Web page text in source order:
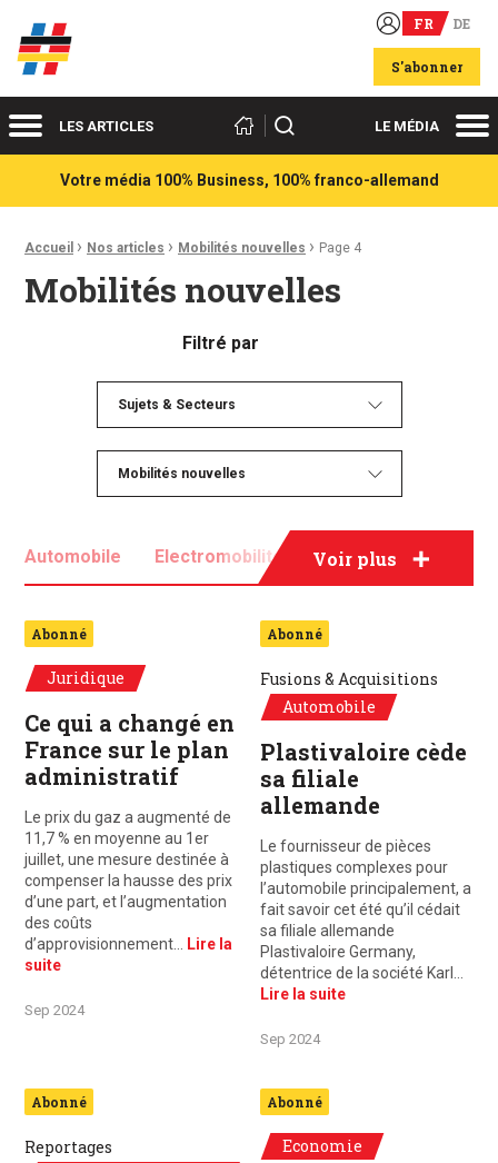
Acteurs du franco-allemand FR DE
S'abonner
MenuLES ARTICLES Rechercher LE MÉDIA
Votre média 100% Business, 100% franco-allemand
Fil d'Ariane :
Accueil › Nos articles › Mobilités nouvelles › Page 4
Mobilités nouvelles
Filtré par
Sujets & Secteurs
Mobilités nouvelles
Voir plus
Automobile Electromobilité Mobilité
Abonné
Juridique
Ce qui a changé en
France sur le plan
administratif
Le prix du gaz a augmenté de
11,7 % en moyenne au 1er
juillet, une mesure destinée à
compenser la hausse des prix
d’une part, et l’augmentation
des coûts
d’approvisionnement…
Lire la
suite
Sep 2024
Abonné
Fusions & Acquisitions
Automobile
Plastivaloire cède
sa filiale
allemande
Le fournisseur de pièces
plastiques complexes pour
l’automobile principalement, a
fait savoir cet été qu’il cédait
sa filiale allemande
Plastivaloire Germany,
détentrice de la société Karl…
Lire la suite
Sep 2024
Abonné
Reportages
Abonné
Economie